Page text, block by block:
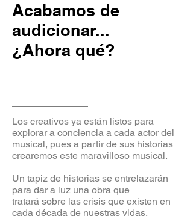
Acabamos de
audicionar...
¿Ahora qué?
Los creativos ya están listos para
explorar a conciencia a cada actor del
musical, pues a partir de sus historias
crearemos este maravilloso musical.
Un tapiz de historias se entrelazarán
para dar a luz una obra que
tratará sobre las crisis que existen en
cada década de nuestras vidas.